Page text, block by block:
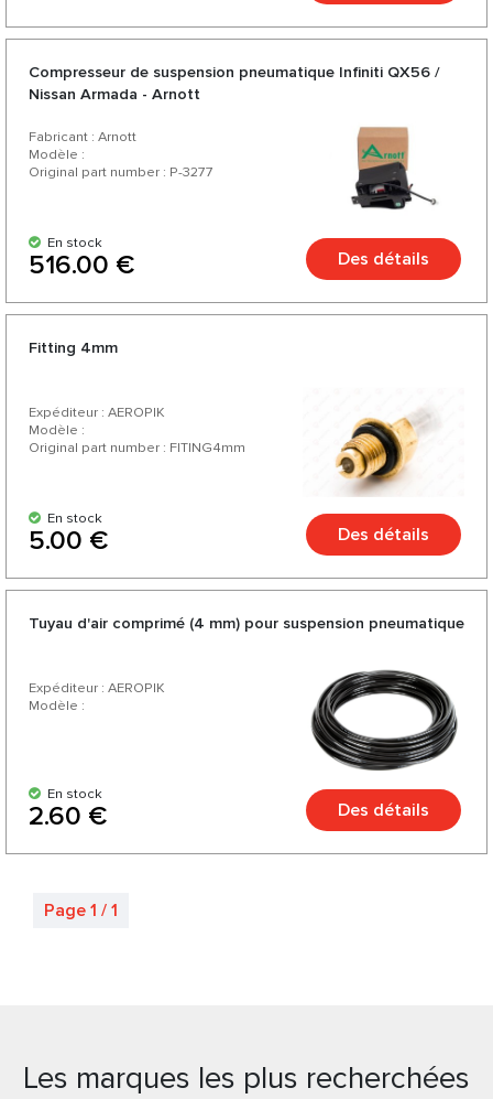
Compresseur de suspension pneumatique Infiniti QX56 /
Nissan Armada - Arnott
Fabricant : Arnott
Modèle :
Original part number : P-3277
En stock
516.00 € Des détails
Fitting 4mm
Expéditeur : AEROPIK
Modèle :
Original part number : FITING4mm
En stock
5.00 € Des détails
Tuyau d'air comprimé (4 mm) pour suspension pneumatique
Expéditeur : AEROPIK
Modèle :
En stock
2.60 € Des détails
Page 1 / 1
Les marques les plus recherchées